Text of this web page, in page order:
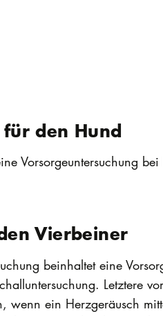
den Hund
Vorsorgeuntersuchung
Vierbeiner
beinhaltet eine
Letztere
ein Herzgeräusch